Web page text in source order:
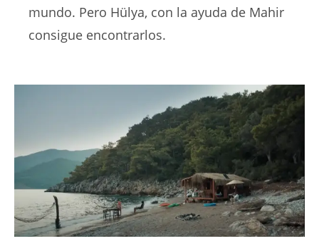
mundo. Pero Hülya, con la ayuda de Mahir
consigue encontrarlos.